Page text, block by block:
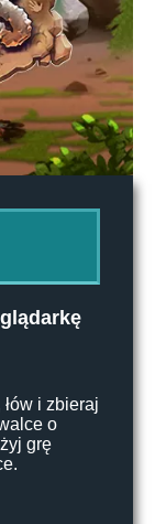
i zbieraj
o
grę